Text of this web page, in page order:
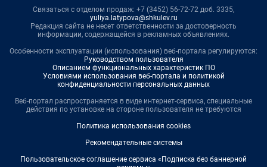
Связаться с отделом продаж: +7 (3452) 56-72-72 доб. 3335,
yuliya.latypova@shkulev.ru
Редакция сайта не несет ответственности за достоверность
информации, содержащейся в рекламных объявлениях.
Особенности эксплуатации (использования) веб-портала регулируются:
Руководством пользователя
Описанием функциональных характеристик ПО
Условиями использования веб-портала и политикой
конфиденциальности персональных данных
Веб-портал распространяется в виде интернет-сервиса, специальные
действия по установке на стороне пользователя не требуются
Политика использования cookies
Рекомендательные системы
Пользовательское соглашение сервиса «Подписка без баннерной